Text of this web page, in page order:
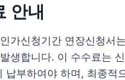
안내
가신청기간 연장신청서
생합니다. 이 수수료는
납부하여야 하며, 최종적